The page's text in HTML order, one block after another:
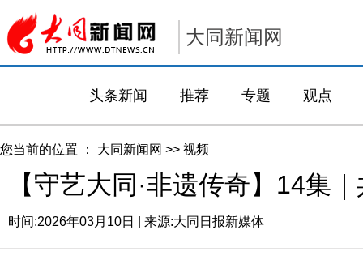
大同新闻网
头条新闻 推荐 专题 观点
您当前的位置 ： 大同新闻网 >> 视频
【守艺大同·非遗传奇】14集
时间:2026年03月10日 | 来源:大同日报新媒体